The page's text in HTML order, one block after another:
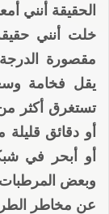
الحقيقة أنني
خلت أنني
مقصورة الدرجة
يقل فخامة
تستغرق أكثر
أو دقائق
أو أبحر في
وبعض المرطبات
عن مخاطر